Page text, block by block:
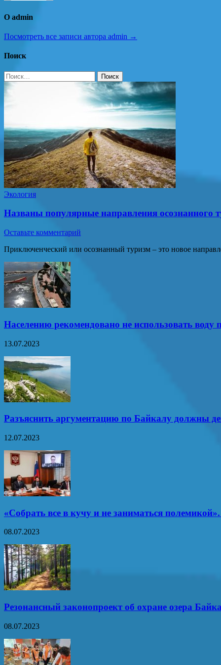
О admin
Посмотреть все записи автора admin →
Поиск
Найти:
Экология
Названы популярные направления осознанного
Оставьте комментарий
Приключенческий или осознанный туризм – это новое
Населению рекомендовано не использовать воду
13.07.2023
Разъяснить аргументацию по Байкалу должны
12.07.2023
«Собрать все в кучу и не заниматься
08.07.2023
Резонансный законопроект об охране озера
08.07.2023